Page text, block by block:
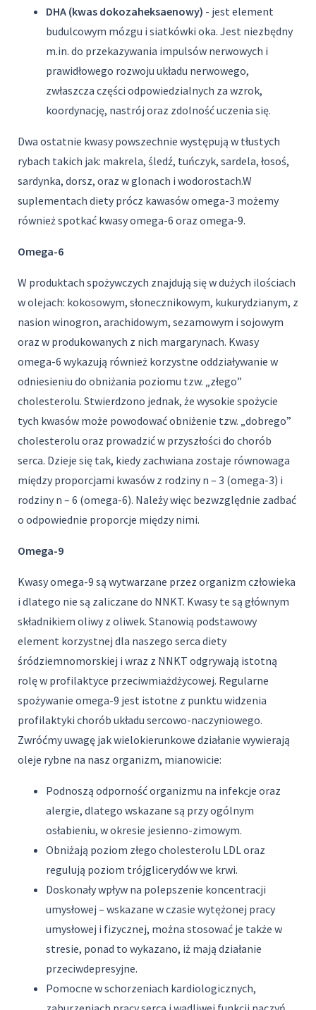
DHA (kwas dokozaheksaenowy) - jest element
budulcowym mózgu i siatkówki oka. Jest niezbędny
m.in. do przekazywania impulsów nerwowych i
prawidłowego rozwoju układu nerwowego,
zwłaszcza części odpowiedzialnych za wzrok,
koordynację, nastrój oraz zdolność uczenia się.
Dwa ostatnie kwasy powszechnie występują w tłustych
rybach takich jak: makrela, śledź, tuńczyk, sardela, łosoś,
sardynka, dorsz, oraz w glonach i wodorostach.W
suplementach diety prócz kawasów omega-3 możemy
również spotkać kwasy omega-6 oraz omega-9.
Omega-6
W produktach spożywczych znajdują się w dużych ilościach
w olejach: kokosowym, słonecznikowym, kukurydzianym, z
nasion winogron, arachidowym, sezamowym i sojowym
oraz w produkowanych z nich margarynach. Kwasy
omega-6 wykazują również korzystne oddziaływanie w
odniesieniu do obniżania poziomu tzw. „złego”
cholesterolu. Stwierdzono jednak, że wysokie spożycie
tych kwasów może powodować obniżenie tzw. „dobrego”
cholesterolu oraz prowadzić w przyszłości do chorób
serca. Dzieje się tak, kiedy zachwiana zostaje równowaga
między proporcjami kwasów z rodziny n – 3 (omega-3) i
rodziny n – 6 (omega-6). Należy więc bezwzględnie zadbać
o odpowiednie proporcje między nimi.
Omega-9
Kwasy omega-9 są wytwarzane przez organizm człowieka
i dlatego nie są zaliczane do NNKT. Kwasy te są głównym
składnikiem oliwy z oliwek. Stanowią podstawowy
element korzystnej dla naszego serca diety
śródziemnomorskiej i wraz z NNKT odgrywają istotną
rolę w profilaktyce przeciwmiażdżycowej. Regularne
spożywanie omega-9 jest istotne z punktu widzenia
profilaktyki chorób układu sercowo-naczyniowego.
Zwróćmy uwagę jak wielokierunkowe działanie wywierają
oleje rybne na nasz organizm, mianowicie:
Podnoszą odporność organizmu na infekcje oraz
alergie, dlatego wskazane są przy ogólnym
osłabieniu, w okresie jesienno-zimowym.
Obniżają poziom złego cholesterolu LDL oraz
regulują poziom trójglicerydów we krwi.
Doskonały wpływ na polepszenie koncentracji
umysłowej – wskazane w czasie wytężonej pracy
umysłowej i fizycznej, można stosować je także w
stresie, ponad to wykazano, iż mają działanie
przeciwdepresyjne.
Pomocne w schorzeniach kardiologicznych,